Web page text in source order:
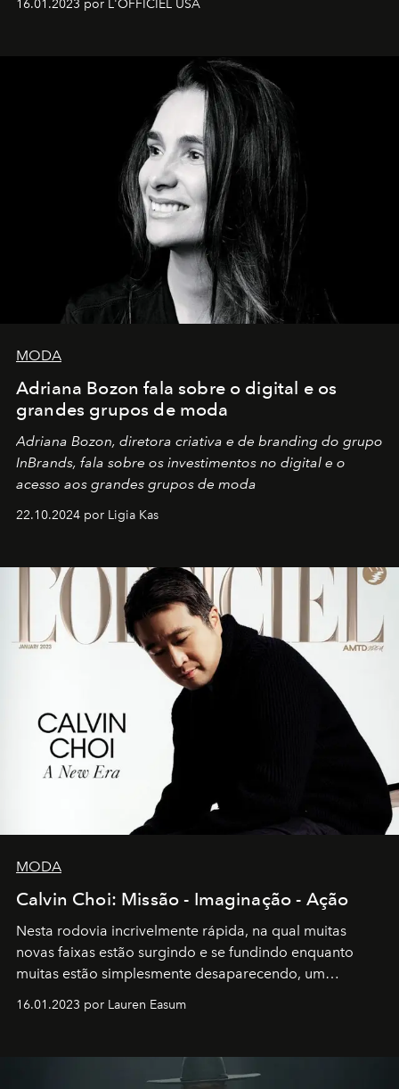
16.01.2023 por L'OFFICIEL USA
MODA
Adriana Bozon fala sobre o digital e os
grandes grupos de moda
Adriana Bozon, diretora criativa e de branding do grupo
InBrands, fala sobre os investimentos no digital e o
acesso aos grandes grupos de moda
22.10.2024 por Ligia Kas
MODA
Calvin Choi: Missão - Imaginação - Ação
Nesta rodovia incrivelmente rápida, na qual muitas
novas faixas estão surgindo e se fundindo enquanto
muitas estão simplesmente desaparecendo, um
transportador AMTD abrindo caminho para muitos
por propósitos, com um claro senso de missão na vida e
16.01.2023 por Lauren Easum